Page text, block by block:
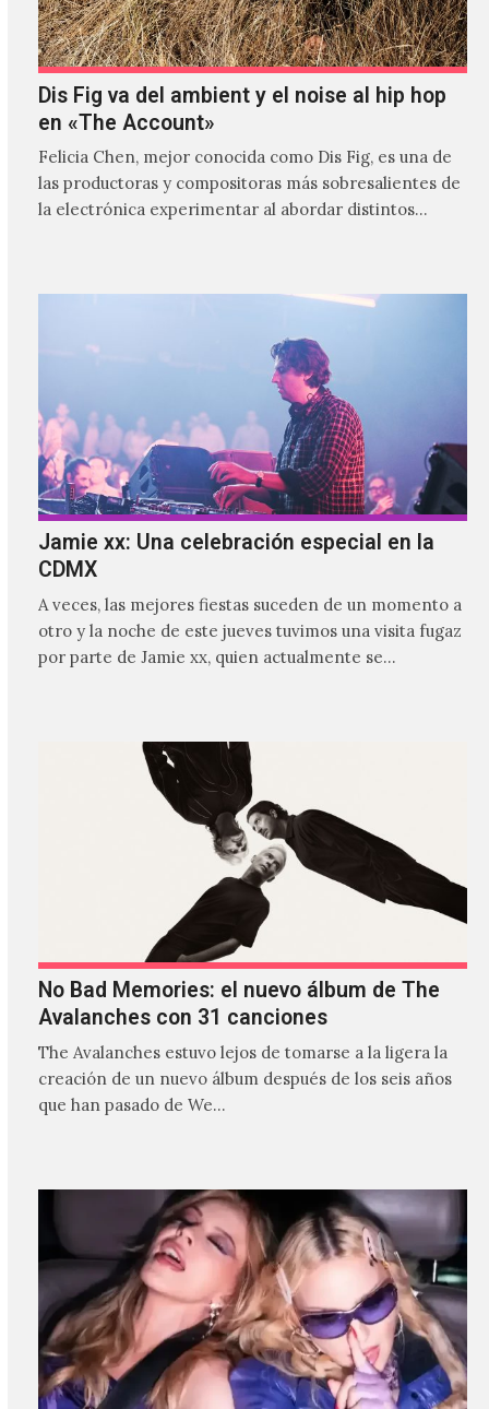
Dis Fig va del ambient y el noise al hip hop
en «The Account»
Felicia Chen, mejor conocida como Dis Fig, es una de
las productoras y compositoras más sobresalientes de
la electrónica experimentar al abordar distintos
Jamie xx: Una celebración especial en la
CDMX
A veces, las mejores fiestas suceden de un momento a
otro y la noche de este jueves tuvimos una visita fugaz
por parte de Jamie xx, quien actualmente se
No Bad Memories: el nuevo álbum de The
Avalanches con 31 canciones
The Avalanches estuvo lejos de tomarse a la ligera la
creación de un nuevo álbum después de los seis años
que han pasado de We…